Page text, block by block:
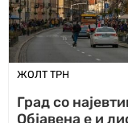
ЖОЛТ ТРН
Град со
Објавена е и